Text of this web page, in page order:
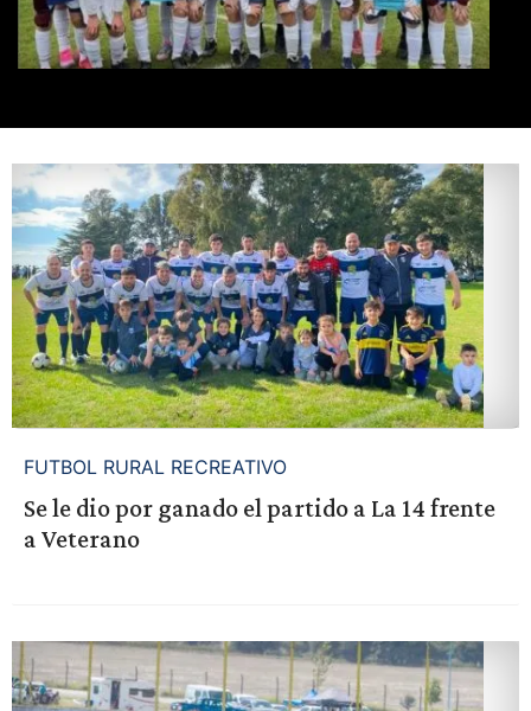
FUTBOL RURAL RECREATIVO
Se le dio por ganado el partido a La 14 frente
a Veterano